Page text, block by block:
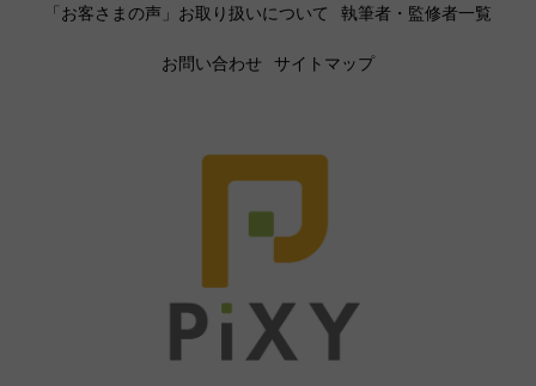
「お客さまの声」お取り扱いについて 執筆者・監修者一覧
お問い合わせ サイトマップ